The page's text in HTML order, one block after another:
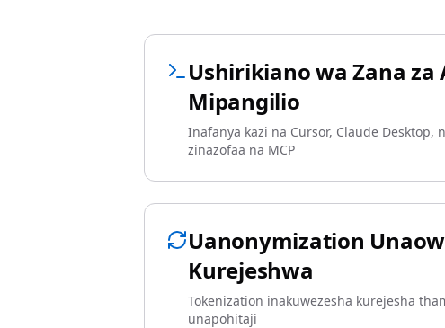
Ushirikiano wa Zana za
Mipangilio
Inafanya kazi na Cursor, Claude Desktop,
zinazofaa na MCP
Uanonymization
Kurejeshwa
Tokenization inakuwezesha kurejesha
unapohitaji